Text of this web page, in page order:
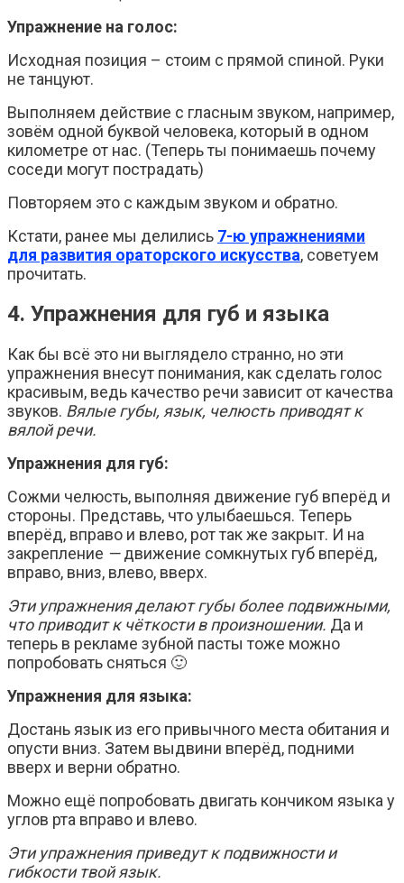
Упражнение на голос:
Исходная позиция – стоим с прямой спиной. Руки
не танцуют.
Выполняем действие с гласным звуком, например,
зовём одной буквой человека, который в одном
километре от нас. (Теперь ты понимаешь почему
соседи могут пострадать)
Повторяем это с каждым звуком и обратно.
Кстати, ранее мы делились 7-ю упражнениями
для развития ораторского искусства, советуем
прочитать.
4. Упражнения для губ и языка
Как бы всё это ни выглядело странно, но эти
упражнения внесут понимания, как сделать голос
красивым, ведь качество речи зависит от качества
звуков. Вялые губы, язык, челюсть приводят к
вялой речи.
Упражнения для губ:
Сожми челюсть, выполняя движение губ вперёд и
стороны. Представь, что улыбаешься. Теперь
вперёд, вправо и влево, рот так же закрыт. И на
закрепление —движение сомкнутых губ вперёд,
вправо, вниз, влево, вверх.
Эти упражнения делают губы более подвижными,
что приводит к чёткости в произношении. Да и
теперь в рекламе зубной пасты тоже можно
попробовать сняться 🙂
Упражнения для языка:
Достань язык из его привычного места обитания и
опусти вниз. Затем выдвини вперёд, подними
вверх и верни обратно.
Можно ещё попробовать двигать кончиком языка у
углов рта вправо и влево.
Эти упражнения приведут к подвижности и
гибкости твой язык.